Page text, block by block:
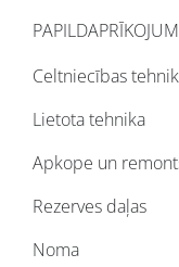
Celtniecības
Lietota tehnika
Apkope un
Rezerves daļas
Noma